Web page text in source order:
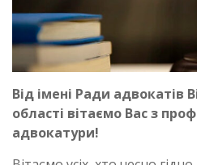
Від імені Ради адвокатів
області вітаємо Вас з
адвокатури!